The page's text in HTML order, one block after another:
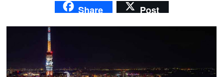
その他
Share Post